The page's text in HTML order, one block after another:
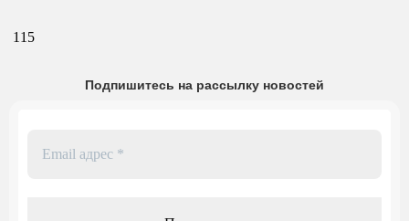
115
Подпишитесь на рассылку новостей